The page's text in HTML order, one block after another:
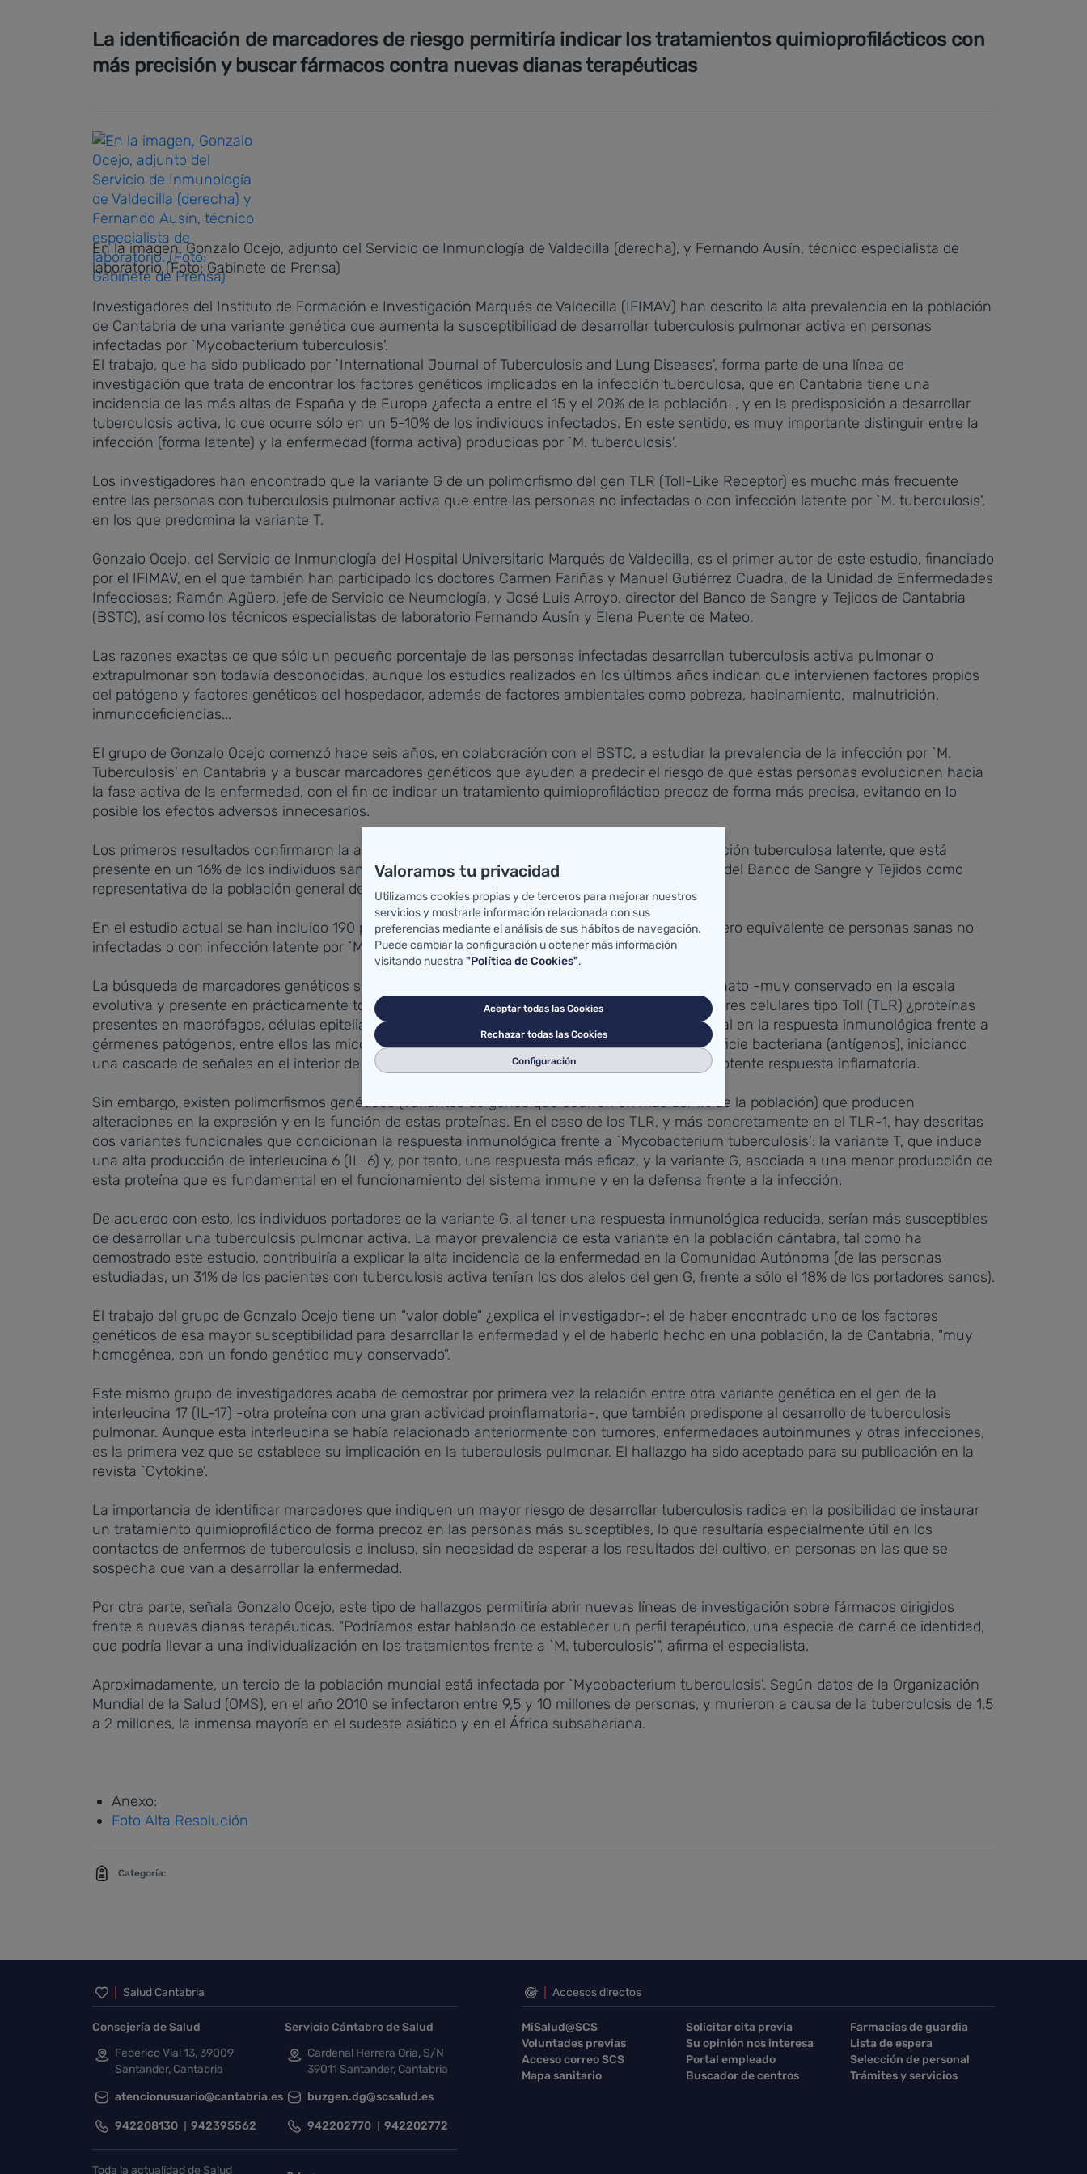
La identificación de marcadores de riesgo permitiría indicar los tratamientos quimioprofilácticos con
más precisión y buscar fármacos contra nuevas dianas terapéuticas
En la imagen, Gonzalo Ocejo, adjunto del Servicio de Inmunología de Valdecilla (derecha), y Fernando Ausín, técnico especialista de
laboratorio (Foto: Gabinete de Prensa)
Investigadores del Instituto de Formación e Investigación Marqués de Valdecilla (IFIMAV) han descrito la alta prevalencia en la población
de Cantabria de una variante genética que aumenta la susceptibilidad de desarrollar tuberculosis pulmonar activa en personas
infectadas por `Mycobacterium tuberculosis'.
El trabajo, que ha sido publicado por `International Journal of Tuberculosis and Lung Diseases', forma parte de una línea de
investigación que trata de encontrar los factores genéticos implicados en la infección tuberculosa, que en Cantabria tiene una
incidencia de las más altas de España y de Europa ¿afecta a entre el 15 y el 20% de la población-, y en la predisposición a desarrollar
tuberculosis activa, lo que ocurre sólo en un 5-10% de los individuos infectados. En este sentido, es muy importante distinguir entre la
infección (forma latente) y la enfermedad (forma activa) producidas por `M. tuberculosis'.
Los investigadores han encontrado que la variante G de un polimorfismo del gen TLR (Toll-Like Receptor) es mucho más frecuente
entre las personas con tuberculosis pulmonar activa que entre las personas no infectadas o con infección latente por `M. tuberculosis',
en los que predomina la variante T.
Gonzalo Ocejo, del Servicio de Inmunología del Hospital Universitario Marqués de Valdecilla, es el primer autor de este estudio, financiado
por el IFIMAV, en el que también han participado los doctores Carmen Fariñas y Manuel Gutiérrez Cuadra, de la Unidad de Enfermedades
Infecciosas; Ramón Agüero, jefe de Servicio de Neumología, y José Luis Arroyo, director del Banco de Sangre y Tejidos de Cantabria
(BSTC), así como los técnicos especialistas de laboratorio Fernando Ausín y Elena Puente de Mateo.
Las razones exactas de que sólo un pequeño porcentaje de las personas infectadas desarrollan tuberculosis activa pulmonar o
extrapulmonar son todavía desconocidas, aunque los estudios realizados en los últimos años indican que intervienen factores propios
del patógeno y factores genéticos del hospedador, además de factores ambientales como pobreza, hacinamiento, malnutrición,
inmunodeficiencias...
El grupo de Gonzalo Ocejo comenzó hace seis años, en colaboración con el BSTC, a estudiar la prevalencia de la infección por `M.
Tuberculosis' en Cantabria y a buscar marcadores genéticos que ayuden a predecir el riesgo de que estas personas evolucionen hacia
la fase activa de la enfermedad, con el fin de indicar un tratamiento quimioprofiláctico precoz de forma más precisa, evitando en lo
posible los efectos adversos innecesarios.
Los primeros resultados confirmaron la alta prevalencia en la Comunidad Autónoma de la infección tuberculosa latente, que está
presente en un 16% de los individuos sanos, según datos de una muestra de población tomada del Banco de Sangre y Tejidos como
representativa de la población general de Cantabria.
En el estudio actual se han incluido 190 pacientes con tuberculosis pulmonar activa, y un número equivalente de personas sanas no
infectadas o con infección latente por `M. tuberculosis'.
La búsqueda de marcadores genéticos se ha centrado principalmente en el sistema inmune innato -muy conservado en la escala
evolutiva y presente en prácticamente todas las especies de seres vivos-, en el que los receptores celulares tipo Toll (TLR) ¿proteínas
presentes en macrófagos, células epiteliales y dendríticas, linfocitos T-, juegan un papel esencial en la respuesta inmunológica frente a
gérmenes patógenos, entre ellos las micobacterias, porque reconocen lipoproteínas de la superficie bacteriana (antígenos), iniciando
una cascada de señales en el interior de las células del sistema inmune que dará lugar a una potente respuesta inflamatoria.
Sin embargo, existen polimorfismos genéticos (variantes de genes que ocurren en más del 1% de la población) que producen
alteraciones en la expresión y en la función de estas proteínas. En el caso de los TLR, y más concretamente en el TLR-1, hay descritas
dos variantes funcionales que condicionan la respuesta inmunológica frente a `Mycobacterium tuberculosis': la variante T, que induce
una alta producción de interleucina 6 (IL-6) y, por tanto, una respuesta más eficaz, y la variante G, asociada a una menor producción de
esta proteína que es fundamental en el funcionamiento del sistema inmune y en la defensa frente a la infección.
De acuerdo con esto, los individuos portadores de la variante G, al tener una respuesta inmunológica reducida, serían más susceptibles
de desarrollar una tuberculosis pulmonar activa. La mayor prevalencia de esta variante en la población cántabra, tal como ha
demostrado este estudio, contribuiría a explicar la alta incidencia de la enfermedad en la Comunidad Autónoma (de las personas
estudiadas, un 31% de los pacientes con tuberculosis activa tenían los dos alelos del gen G, frente a sólo el 18% de los portadores sanos).
El trabajo del grupo de Gonzalo Ocejo tiene un "valor doble" ¿explica el investigador-: el de haber encontrado uno de los factores
genéticos de esa mayor susceptibilidad para desarrollar la enfermedad y el de haberlo hecho en una población, la de Cantabria, "muy
homogénea, con un fondo genético muy conservado".
Este mismo grupo de investigadores acaba de demostrar por primera vez la relación entre otra variante genética en el gen de la
interleucina 17 (IL-17) -otra proteína con una gran actividad proinflamatoria-, que también predispone al desarrollo de tuberculosis
pulmonar. Aunque esta interleucina se había relacionado anteriormente con tumores, enfermedades autoinmunes y otras infecciones,
es la primera vez que se establece su implicación en la tuberculosis pulmonar. El hallazgo ha sido aceptado para su publicación en la
revista `Cytokine'.
La importancia de identificar marcadores que indiquen un mayor riesgo de desarrollar tuberculosis radica en la posibilidad de instaurar
un tratamiento quimioprofiláctico de forma precoz en las personas más susceptibles, lo que resultaría especialmente útil en los
contactos de enfermos de tuberculosis e incluso, sin necesidad de esperar a los resultados del cultivo, en personas en las que se
sospecha que van a desarrollar la enfermedad.
Por otra parte, señala Gonzalo Ocejo, este tipo de hallazgos permitiría abrir nuevas líneas de investigación sobre fármacos dirigidos
frente a nuevas dianas terapéuticas. "Podríamos estar hablando de establecer un perfil terapéutico, una especie de carné de identidad,
que podría llevar a una individualización en los tratamientos frente a `M. tuberculosis'", afirma el especialista.
Aproximadamente, un tercio de la población mundial está infectada por `Mycobacterium tuberculosis'. Según datos de la Organización
Mundial de la Salud (OMS), en el año 2010 se infectaron entre 9,5 y 10 millones de personas, y murieron a causa de la tuberculosis de 1,5
a 2 millones, la inmensa mayoría en el sudeste asiático y en el África subsahariana.
Anexo:
Foto Alta Resolución
Categoría:
Inicio del pie de página
Salud Cantabria
Consejería de Salud
Federico Vial 13, 39009
Santander, Cantabria
atencionusuario@cantabria.es
942208130 942395562
Servicio Cántabro de Salud
Cardenal Herrera Oria, S/N
39011 Santander, Cantabria
buzgen.dg@scsalud.es
942202770 942202772
Toda la actualidad de Salud
Accesos directos
MiSalud@SCS Solicitar cita previa
Farmacias de guardia
Voluntades previas
Su opinión nos interesa
Lista de espera
Acceso correo SCS
Portal empleado
Selección de personal
Mapa sanitario
Buscador de centros Trámites y servicios
Valoramos tu privacidad
Utilizamos cookies propias y de terceros para mejorar nuestros
servicios y mostrarle información relacionada con sus
preferencias mediante el análisis de sus hábitos de navegación.
Puede cambiar la configuración u obtener más información
visitando nuestra "Política de Cookies".
Aceptar todas las Cookies
Rechazar todas las Cookies
Configuración